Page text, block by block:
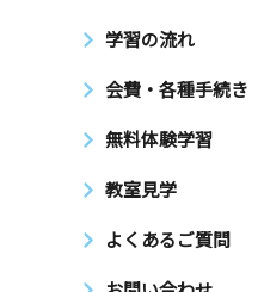
学習の流れ
会費・各種手続き
無料体験学習
教室見学
よくあるご質問